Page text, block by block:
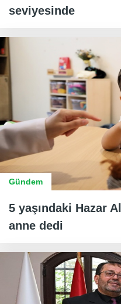
seviyesinde
Gündem
5 yaşındaki Hazar
anne dedi